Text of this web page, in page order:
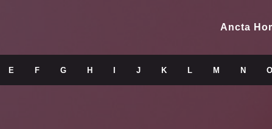
Ancta
E F G H J K L M N O